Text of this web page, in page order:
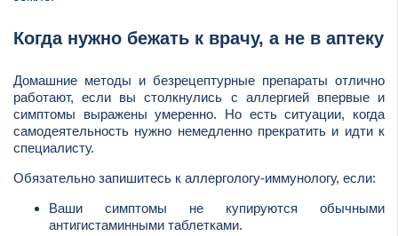
Когда нужно бежать к врачу, а не в аптеку
Домашние методы и безрецептурные препараты отлично
работают, если вы столкнулись с аллергией впервые и
симптомы выражены умеренно. Но есть ситуации, когда
самодеятельность нужно немедленно прекратить и идти к
специалисту.
Обязательно запишитесь к аллергологу-иммунологу, если:
Ваши симптомы не купируются обычными
антигистаминными таблетками.